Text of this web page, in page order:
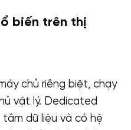
biến trên thị
chủ riêng biệt, chạy
vật lý. Dedicated
dữ liệu và có hệ